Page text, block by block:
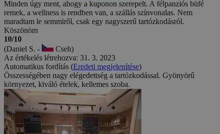
Minden úgy ment, ahogy a kuponon szerepelt. A félpanziós büfé
remek, a wellness is rendben van, a szállás színvonalas. Nem
maradtam le semmiről, csak egy nagyszerű tartózkodásról.
Köszönöm
10/10
(Daniel S. -
Cseh)
Az értékelés létrehozva: 31. 3. 2023
Automatikus fordítás (Eredeti megjelenítése)
Összességében nagy elégedettség a tartózkodással. Gyönyörű
környezet, kiváló ételek, kellemes szoba.